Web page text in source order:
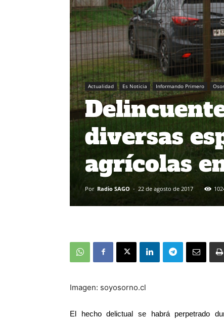
Actualidad Es Noticia Informando Primero
diversas
agrícolas
Por Radio SAGO - 22 de agosto de 2017
Imagen: soyosorno.cl
El hecho delictual se habrá perpetrado